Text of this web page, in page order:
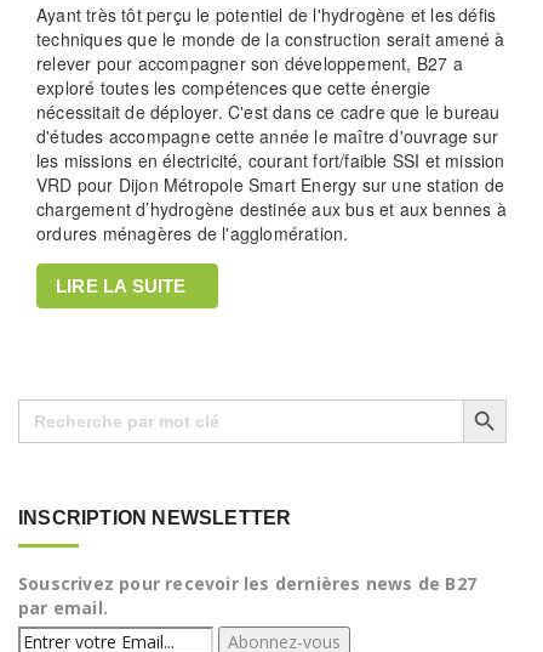
Ayant très tôt perçu le potentiel de l'hydrogène et les défis
techniques que le monde de la construction serait amené à
relever pour accompagner son développement, B27 a
exploré toutes les compétences que cette énergie
nécessitait de déployer. C'est dans ce cadre que le bureau
d'études accompagne cette année le maître d'ouvrage sur
les missions en électricité, courant fort/faible SSI et mission
VRD pour Dijon Métropole Smart Energy sur une station de
chargement d’hydrogène destinée aux bus et aux bennes à
ordures ménagères de l'agglomération.
LIRE LA SUITE
Search
for:
Search Button
INSCRIPTION NEWSLETTER
Souscrivez pour recevoir les dernières news de B27
par email.